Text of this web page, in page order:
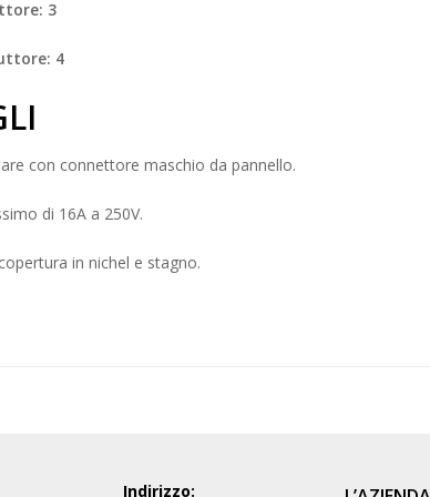
3
4
con connettore maschio da pannello.
di 16A a 250V.
in nichel e stagno.
Indirizzo: